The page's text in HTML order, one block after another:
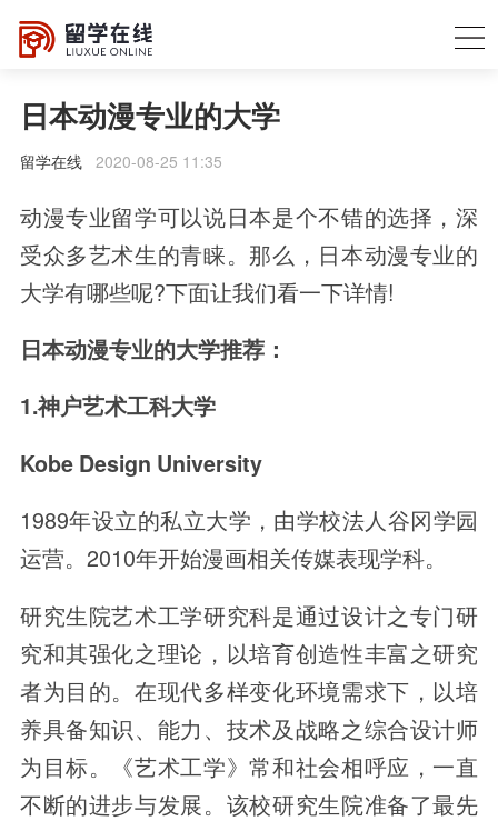
日本动漫专业的大学
留学在线2020-08-25 11:35
动漫专业留学可以说日本是个不错的选择，深
受众多艺术生的青睐。那么，日本动漫专业的
大学有哪些呢?下面让我们看一下详情!
日本动漫专业的大学推荐：
1.神户艺术工科大学
Kobe Design University
1989年设立的私立大学，由学校法人谷冈学园
运营。2010年开始漫画相关传媒表现学科。
研究生院艺术工学研究科是通过设计之专门研
究和其强化之理论，以培育创造性丰富之研究
者为目的。在现代多样变化环境需求下，以培
养具备知识、能力、技术及战略之综合设计师
为目标。《艺术工学》常和社会相呼应，一直
不断的进步与发展。该校研究生院准备了最先